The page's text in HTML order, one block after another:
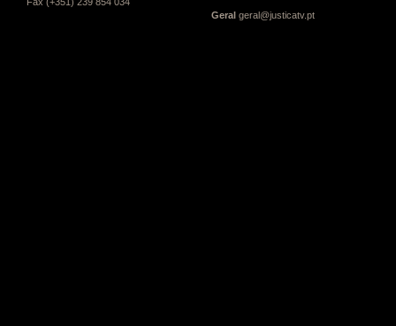
Geral geral@justicatv.pt